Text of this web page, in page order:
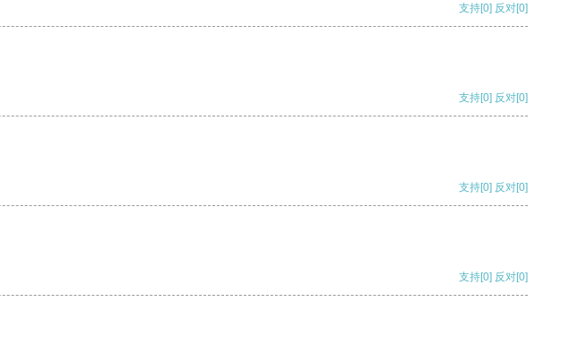
支持[0] 反对[0]
支持[0] 反对[0]
支持[0] 反对[0]
支持[0] 反对[0]